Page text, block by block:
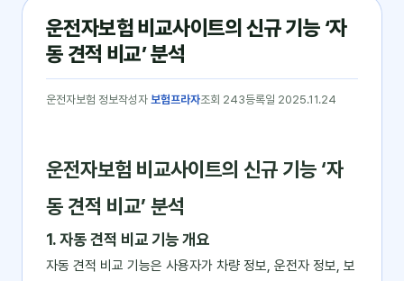
운전자보험 비교사이트의 신규 기능 ‘자
동 견적 비교’ 분석
운전자보험 정보작성자 보험프라자조회 243등록일 2025.11.24
운전자보험 비교사이트의 신규 기능 ‘자
동 견적 비교’ 분석
1. 자동 견적 비교 기능 개요
자동 견적 비교 기능은 사용자가 차량 정보, 운전자 정보, 보